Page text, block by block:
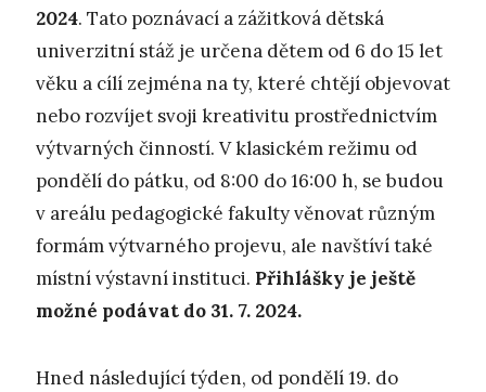
2024. Tato poznávací a zážitková dětská
univerzitní stáž je určena dětem od 6 do 15 let
věku a cílí zejména na ty, které chtějí objevovat
nebo rozvíjet svoji kreativitu prostřednictvím
výtvarných činností. V klasickém režimu od
pondělí do pátku, od 8:00 do 16:00 h, se budou
v areálu pedagogické fakulty věnovat různým
formám výtvarného projevu, ale navštíví také
místní výstavní instituci. Přihlášky je ještě
možné podávat do 31. 7. 2024.
Hned následující týden, od pondělí 19. do